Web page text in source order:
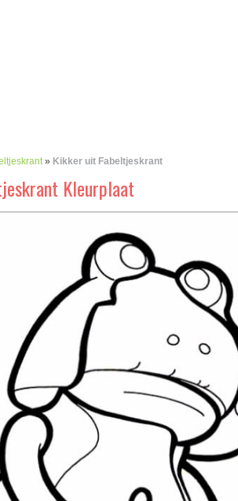
» Kikker uit Fabeltjeskrant
Kleurplaat